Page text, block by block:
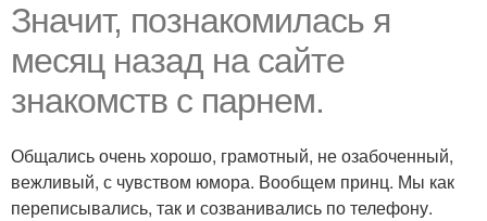
Значит, познакомилась я
месяц назад на сайте
знакомств с парнем.
Общались очень хорошо, грамотный, не озабоченный,
вежливый, с чувством юмора. Вообщем принц. Мы как
переписывались, так и созванивались по телефону.